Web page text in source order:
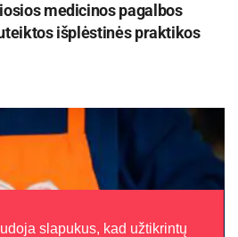
medicinos pagalbos
išplėstinės praktikos
slapukus, kad užtikrintų